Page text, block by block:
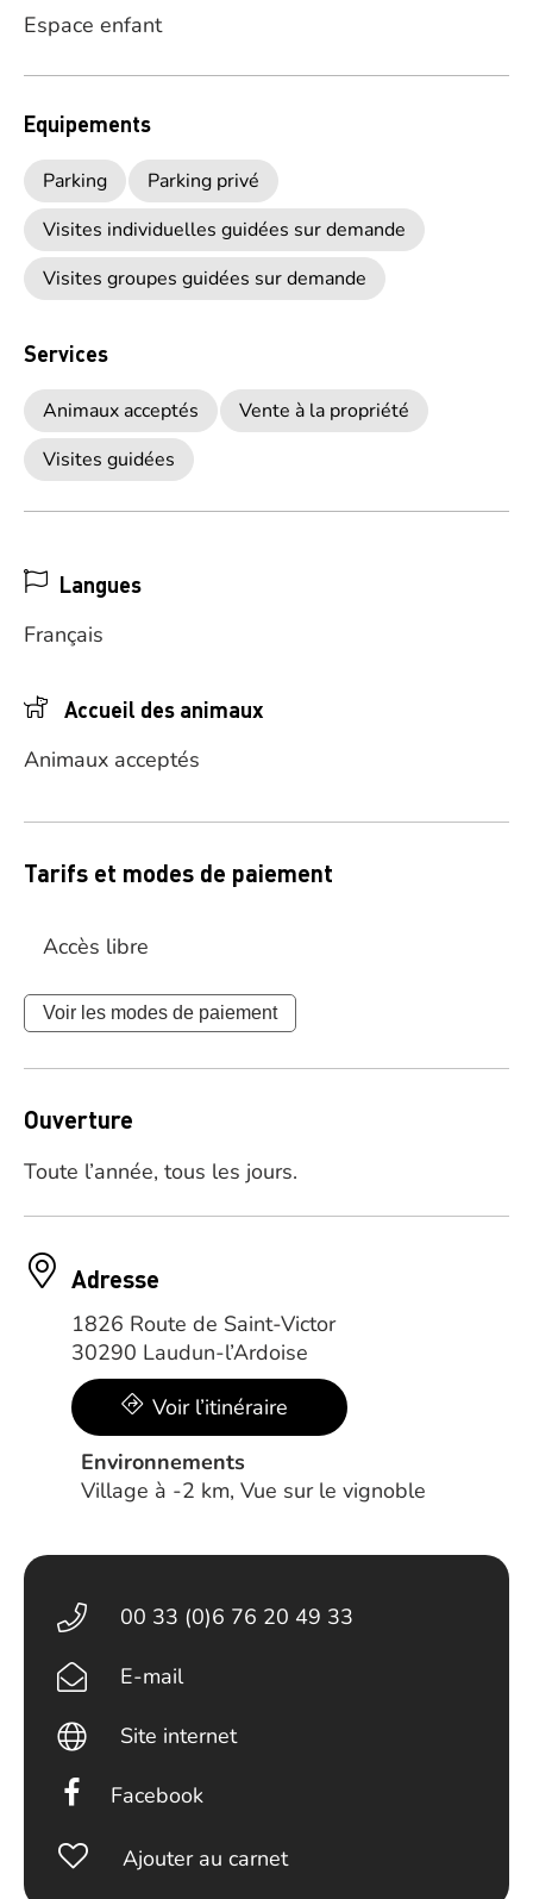
Espace enfant
Equipements
Parking
Parking privé
Visites individuelles guidées sur demande
Visites groupes guidées sur demande
Services
Animaux acceptés
Vente à la propriété
Visites guidées
Langues
Français
Accueil des animaux
Animaux acceptés
Tarifs et modes de paiement
Accès libre
Voir les modes de paiement
Ouverture
Toute l’année, tous les jours.
Adresse
1826 Route de Saint-Victor
30290 Laudun-l’Ardoise
Voir l’itinéraire
Environnements
Village à -2 km, Vue sur le vignoble
00 33 (0)6 76 20 49 33
E-mail
Site internet
Facebook
Ajouter au carnet